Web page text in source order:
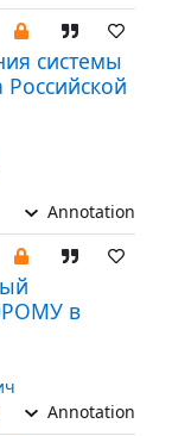
системы
Российской
Annotation
в
Annotation